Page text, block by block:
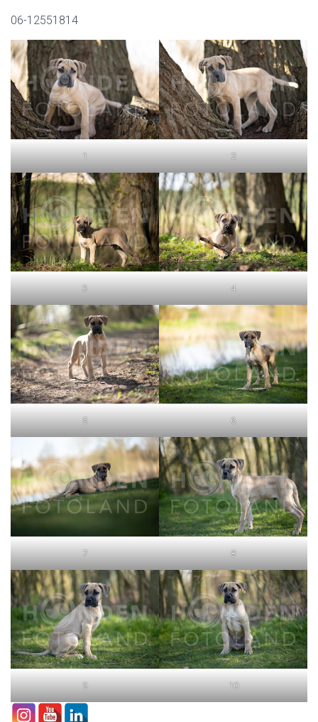
06-12551814
1 2
3 4
5 6
7 8
9 10